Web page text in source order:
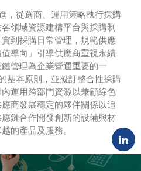
，從選商、運用策略執行採購
領域資源建構平台與採購制
到採購日常管理，規範供應
導向」引導供應商重視永續
管理為企業營運重要的一
基本原則，並擬訂整合性採購
運用跨部門資源以兼顧綠色
商發展穩定的夥伴關係以追
鏈合作開發創新的設備與材
的產品及服務。